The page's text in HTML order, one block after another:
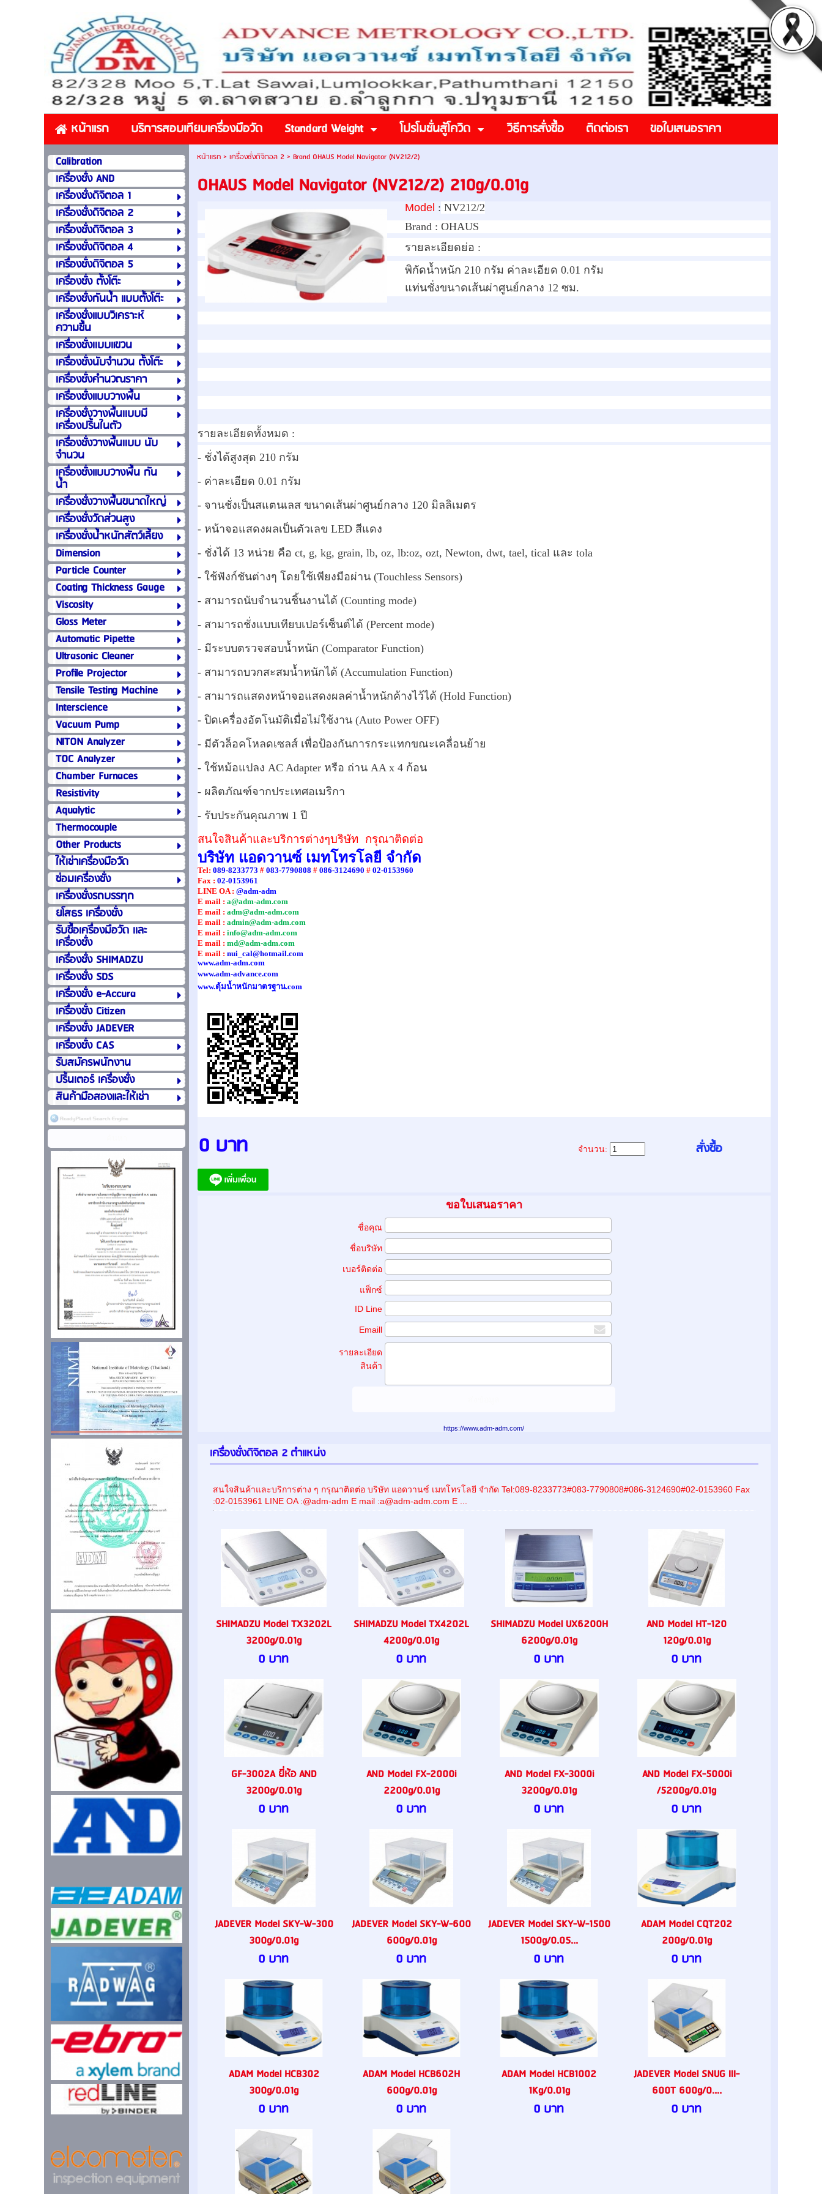
หน้าแรก บริการสอบเทียบเครื่องมือวัด Standard Weight โปรโมชั่นสู้โควิด วิธีการสั่งซื้อ ติดต่อเรา ขอใบเสนอราคา
Calibration
เครื่องชั่ง AND
เครื่องชั่งดิจิตอล 1
เครื่องชั่งดิจิตอล 2
เครื่องชั่งดิจิตอล 3
เครื่องชั่งดิจิตอล 4
เครื่องชั่งดิจิตอล 5
เครื่องชั่ง ตั้งโต๊ะ
เครื่องชั่งกันน้ำ แบบตั้งโต๊ะ
เครื่องชั่งแบบวิเคราะห์
ความชื้น
เครื่องชั่งเเบบแขวน
เครื่องชั่งนับจำนวน ตั้งโต๊ะ
เครื่องชั่งคำนวณราคา
เครื่องชั่งแบบวางพื้น
เครื่องชั่งวางพื้นเเบบมี
เครื่องปริ้นในตัว
เครื่องชั่งวางพื้นเเบบ นับ
จำนวน
เครื่องชั่งแบบวางพื้น กัน
น้ำ
เครื่องชั่งวางพื้นขนาดใหญ่
เครื่องชั่งวัดส่วนสูง
เครื่องชั่งน้ำหนักสัตว์เลี้ยง
Dimension
Particle Counter
Coating Thickness Gauge
Viscosity
Gloss Meter
Automatic Pipette
Ultrasonic Cleaner
Profile Projector
Tensile Testing Machine
Interscience
Vacuum Pump
NITON Analyzer
TOC Analyzer
Chamber Furnaces
Resistivity
Aqualytic
Thermocouple
Other Products
ให้เช่าเครื่องมือวัด
ซ่อมเครื่องชั่ง
เครื่องชั่งรถบรรทุก
ยโสธร เครื่องชั่ง
รับซื้อเครื่องมือวัด เเละ
เครื่องชั่ง
เครื่องชั่ง SHIMADZU
เครื่องชั่ง SDS
เครื่องชั่ง e-Accura
เครื่องชั่ง Citizen
เครื่องชั่ง JADEVER
เครื่องชั่ง CAS
รับสมัครพนักงาน
ปริ้นเตอร์ เครื่องชั่ง
สินค้ามือสองและให้เช่า
หน้าแรก> เครื่องชั่งดิจิตอล 2> Brand OHAUS Model Navigator (NV212/2)
OHAUS Model Navigator (NV212/2) 210g/0.01g
Model : NV212/2
Brand : OHAUS
รายละเอียดย่อ :
พิกัดน้ำหนัก 210 กรัม ค่าละเอียด 0.01 กรัม
แท่นชั่งขนาดเส้นผ่าศูนย์กลาง 12 ซม.
รายละเอียดทั้งหมด :
- ชั่งได้สูงสุด 210 กรัม
- ค่าละเอียด 0.01 กรัม
- จานชั่งเป็นสแตนเลส ขนาดเส้นผ่าศูนย์กลาง 120 มิลลิเมตร
- หน้าจอแสดงผลเป็นตัวเลข LED สีแดง
- ชั่งได้ 13 หน่วย คือ ct, g, kg, grain, lb, oz, lb:oz, ozt, Newton, dwt, tael, tical และ tola
- ใช้ฟังก์ชันต่างๆ โดยใช้เพียงมือผ่าน (Touchless Sensors)
- สามารถนับจำนวนชิ้นงานได้ (Counting mode)
- สามารถชั่งแบบเทียบเปอร์เซ็นต์ได้ (Percent mode)
- มีระบบตรวจสอบน้ำหนัก (Comparator Function)
- สามารถบวกสะสมน้ำหนักได้ (Accumulation Function)
- สามารถแสดงหน้าจอแสดงผลค่าน้ำหนักค้างไว้ได้ (Hold Function)
- ปิดเครื่องอัตโนมัติเมื่อไม่ใช้งาน (Auto Power OFF)
- มีตัวล็อคโหลดเซลส์ เพื่อป้องกันการกระแทกขณะเคลื่อนย้าย
- ใช้หม้อแปลง AC Adapter หรือ ถ่าน AA x 4 ก้อน
- ผลิตภัณฑ์จากประเทศอเมริกา
- รับประกันคุณภาพ 1 ปี
สนใจสินค้าและบริการต่างๆบริษัท กรุณาติดต่อ
บริษัท แอดวานซ์ เมทโทรโลยี จำกัด
Tel: 089-8233773 # 083-7790808 # 086-3124690 # 02-0153960
Fax : 02-0153961
LINE OA : @adm-adm
E mail : a@adm-adm.com
E mail : adm@adm-adm.com
E mail : admin@adm-adm.com
E mail : info@adm-adm.com
E mail : md@adm-adm.com
E mail : nui_cal@hotmail.com
www.adm-adm.com
www.adm-advance.com
www.ตุ้มน้ำหนักมาตรฐาน.com
0 บาท จำนวน:
ขอใบเสนอราคา
ชื่อคุณ
ชื่อบริษัท
เบอร์ติดต่อ
แฟ็กซ์
ID Line
Emaill
รายละเอียด
สินค้า
https://www.adm-adm.com/
เครื่องชั่งดิจิตอล 2 ตำแหน่ง
สนใจสินค้าและบริการต่าง ๆ กรุณาติดต่อ บริษัท แอดวานซ์ เมทโทรโลยี จำกัด Tel:089-8233773#083-7790808#086-3124690#02-0153960 Fax
:02-0153961 LINE OA :@adm-adm E mail :a@adm-adm.com E ...
SHIMADZU Model TX3202L
3200g/0.01g
0 บาท
SHIMADZU Model TX4202L
4200g/0.01g
0 บาท
SHIMADZU Model UX6200H
6200g/0.01g
0 บาท
AND Model HT-120
120g/0.01g
0 บาท
GF-3002A ยี่ห้อ AND
3200g/0.01g
0 บาท
AND Model FX-2000i
2200g/0.01g
0 บาท
AND Model FX-3000i
3200g/0.01g
0 บาท
AND Model FX-5000i
/5200g/0.01g
0 บาท
JADEVER Model SKY-W-300
300g/0.01g
0 บาท
JADEVER Model SKY-W-600
600g/0.01g
0 บาท
JADEVER Model SKY-W-1500
1500g/0.05...
0 บาท
ADAM Model CQT202
200g/0.01g
0 บาท
ADAM Model HCB302
300g/0.01g
0 บาท
ADAM Model HCB602H
600g/0.01g
0 บาท
ADAM Model HCB1002
1Kg/0.01g
0 บาท
JADEVER Model SNUG III-
600T 600g/0....
0 บาท